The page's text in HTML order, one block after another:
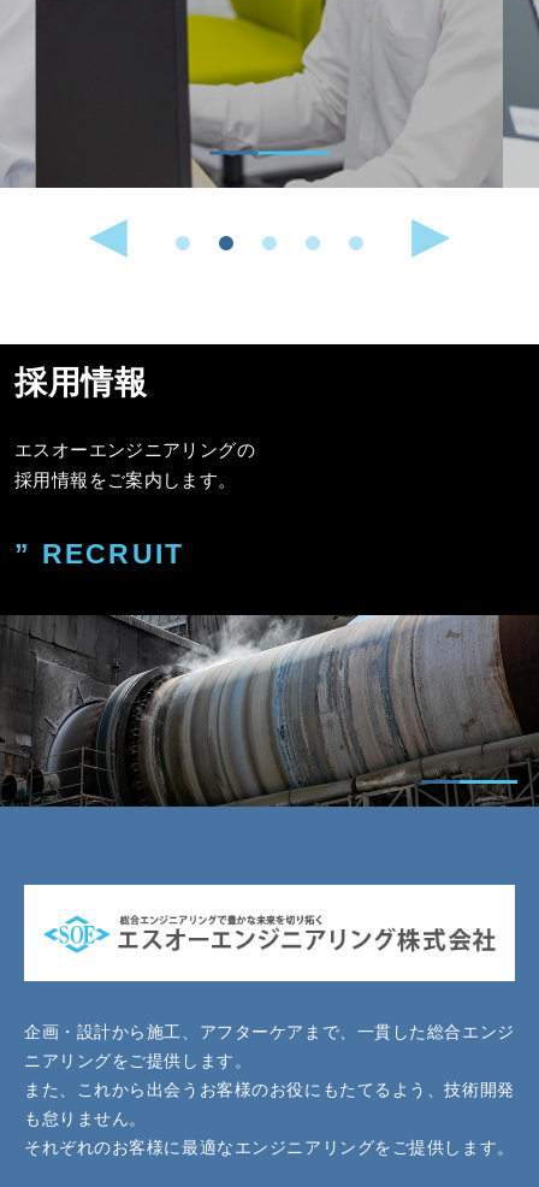
採用情報
エスオーエンジニアリングの
採用情報をご案内します。
” RECRUIT
企画・設計から施工、アフターケアまで、一貫した総合エンジ
ニアリングをご提供します。
また、これから出会うお客様のお役にもたてるよう、技術開発
も怠りません。
それぞれのお客様に最適なエンジニアリングをご提供します。